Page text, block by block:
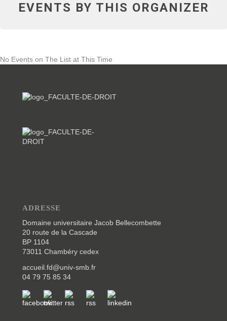
EVENTS BY THIS ORGANIZER
No Events on The List at This Time
ADRESSE
Domaine universitaire Jacob Bellecombette
20 route de la Cascade
BP 1104
73011 Chambéry cedex
accueil.fd@univ-smb.fr
04 79 75 85 34